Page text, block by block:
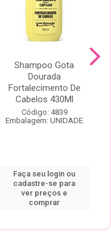
Shampoo Gota
Dourada
Fortalecimento De
Cabelos 430Ml
Código: 4839
Embalagem: UNIDADE
Faça seu login ou
cadastre-se para
ver preços e
comprar